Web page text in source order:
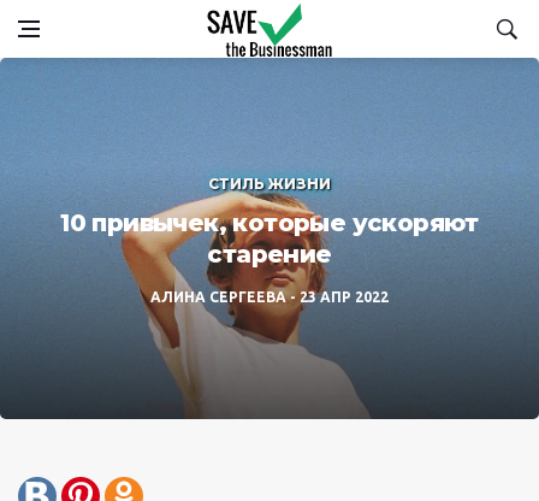
СТИЛЬ ЖИЗНИ
10 привычек, которые ускоряют
старение
АЛИНА СЕРГЕЕВА 23 АПР 2022